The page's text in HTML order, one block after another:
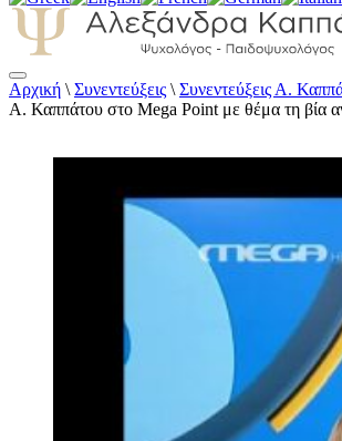
Αλεξάνδρα Καππάτου
Παιδοψυχολόγος
Αρχική \ Συνεντεύξεις \ Συνεντεύξεις Α.
Α. Καππάτου στο Mega Point με θέμα τη βία